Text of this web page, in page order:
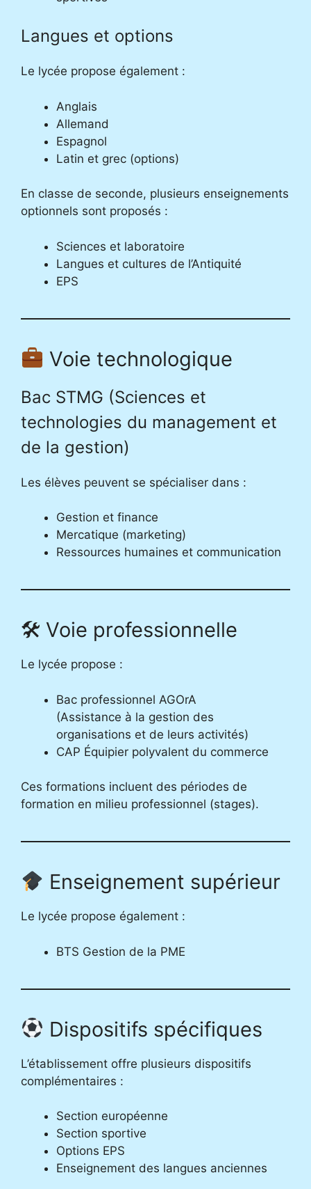
Langues et options
Le lycée propose également :
Anglais
Allemand
Espagnol
Latin et grec (options)
En classe de seconde, plusieurs enseignements
optionnels sont proposés :
Sciences et laboratoire
Langues et cultures de l’Antiquité
EPS
Voie technologique
Bac STMG (Sciences et
technologies du management et
de la gestion)
Les élèves peuvent se spécialiser dans :
Gestion et finance
Mercatique (marketing)
Ressources humaines et communication
🛠 Voie professionnelle
Le lycée propose :
Bac professionnel AGOrA
(Assistance à la gestion des
organisations et de leurs activités)
CAP Équipier polyvalent du commerce
Ces formations incluent des périodes de
formation en milieu professionnel (stages).
Enseignement supérieur
Le lycée propose également :
BTS Gestion de la PME
Dispositifs spécifiques
L’établissement offre plusieurs dispositifs
complémentaires :
Section européenne
Section sportive
Options EPS
Enseignement des langues anciennes